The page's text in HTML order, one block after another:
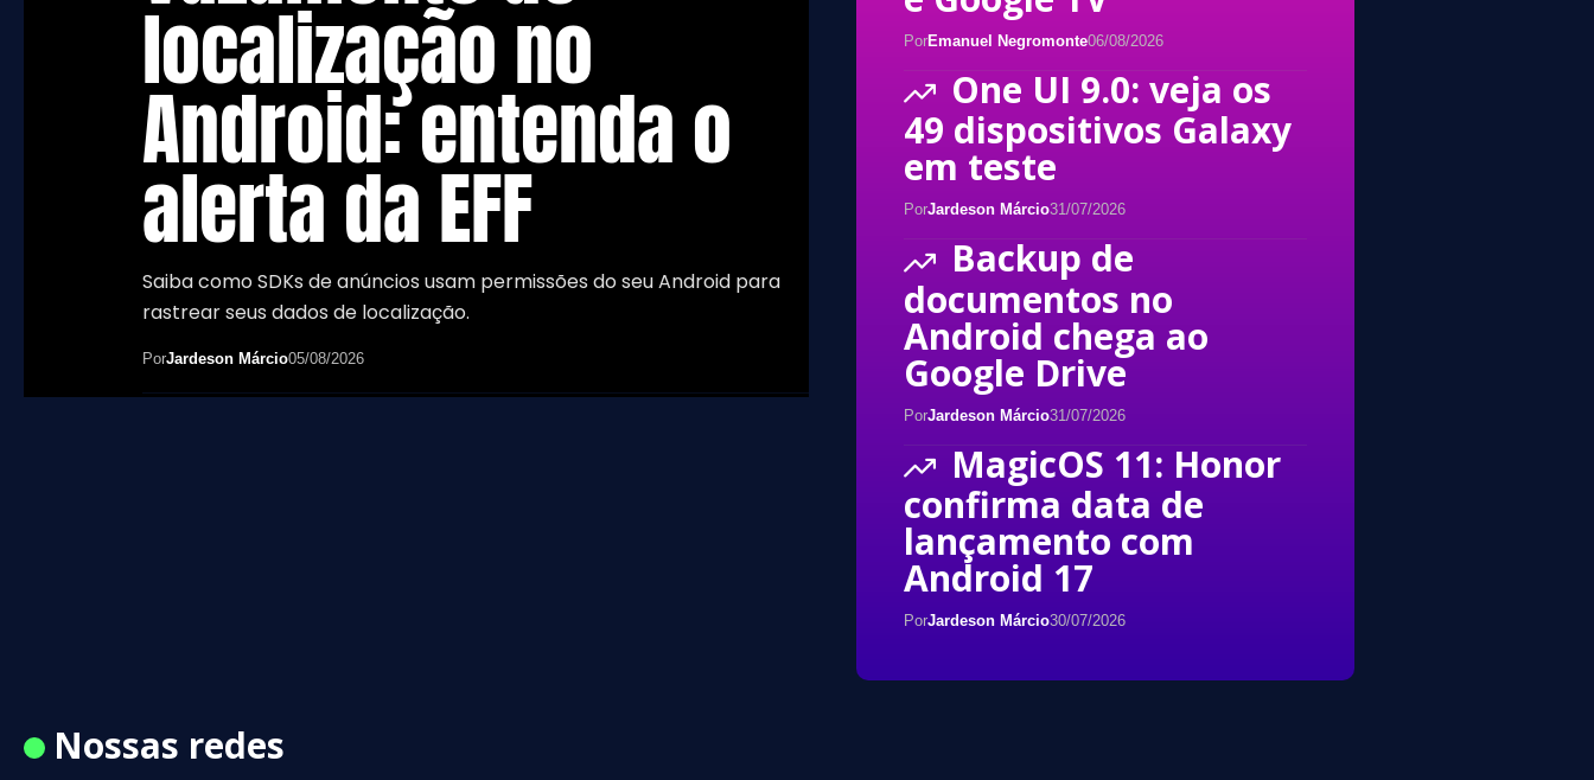
localização no
Android: entenda o
alerta da EFF
Saiba como SDKs de anúncios usam permissões do seu Android para
rastrear seus dados de localização.
PorJardeson Márcio05/08/2026
PorEmanuel Negromonte06/08/2026
One UI 9.0: veja os
49 dispositivos Galaxy
em teste
PorJardeson Márcio31/07/2026
Backup de
documentos no
Android chega ao
Google Drive
PorJardeson Márcio31/07/2026
MagicOS 11: Honor
confirma data de
lançamento com
Android 17
PorJardeson Márcio30/07/2026
Nossas redes